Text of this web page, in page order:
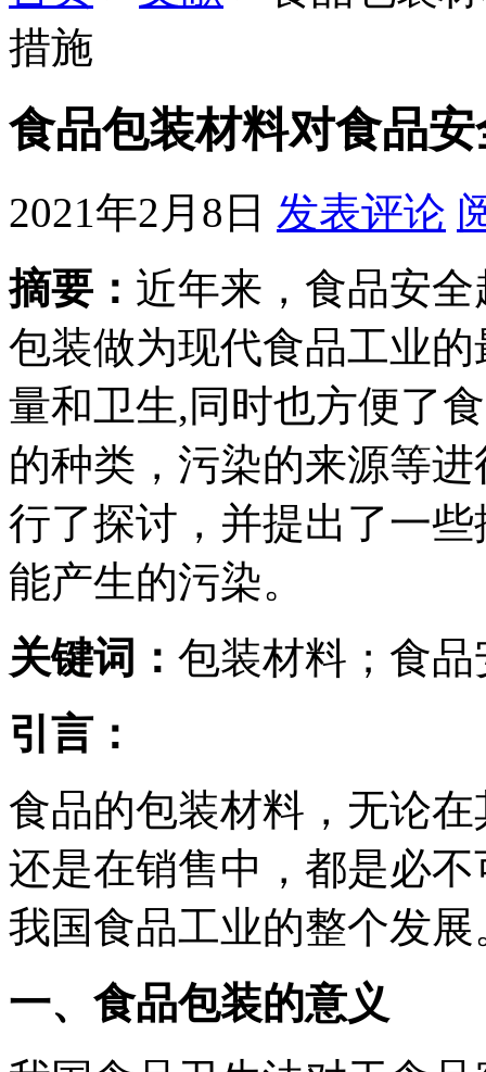
措施
食品包装材料对食品
2021年2月8日 发表评论
摘要： 近年来，食品安
包装做为现代食品工业
量和卫生,同时也方便了
的种类，污染的来源等
行了探讨，并提出了一
能产生的污染。
关键词： 包装材料；食
引言：
食品的包装材料，无论
还是在销售中，都是必
我国食品工业的整个发
一、食品包装的意义